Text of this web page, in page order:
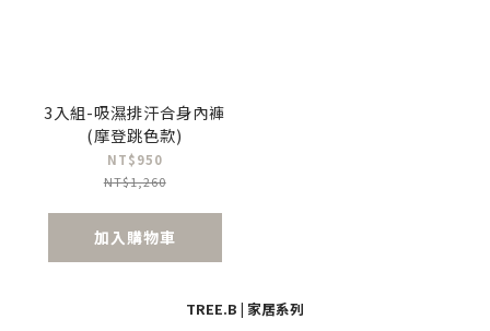
3入組-吸濕排汗合身內褲
(摩登跳色款)
NT$950
NT$1,260
加入購物車
TREE.B | 家居系列